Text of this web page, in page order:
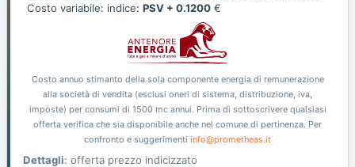
Costo variabile: indice: PSV + 0.1200 €
Costo annuo stimanto della sola componente energia di remunerazione
alla società di vendita (esclusi oneri di sistema, distribuzione, iva,
imposte) per consumi di 1500 mc annui. Prima di sottoscrivere qualsiasi
offerta verifica che sia disponibile anche nel comune di pertinenza. Per
confronto e suggerimenti info@prometheas.it
Dettagli: offerta prezzo indicizzato